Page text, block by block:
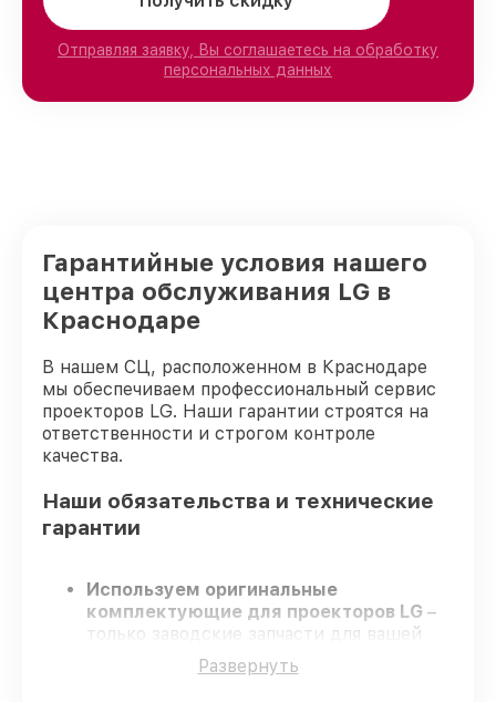
Отправляя заявку, Вы соглашаетесь на обработку
персональных данных
Гарантийные условия нашего
центра обслуживания LG в
Краснодаре
В нашем СЦ, расположенном в Краснодаре
мы обеспечиваем профессиональный сервис
проекторов LG. Наши гарантии строятся на
ответственности и строгом контроле
качества.
Наши обязательства и технические
гарантии
Используем оригинальные
комплектующие для проекторов LG –
только заводские запчасти для вашей
Опытные специалисты
Развернуть